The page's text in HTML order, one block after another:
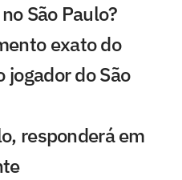
São Paulo?
exato do
do São
responderá em